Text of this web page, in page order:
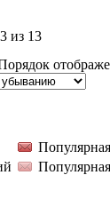
из 13